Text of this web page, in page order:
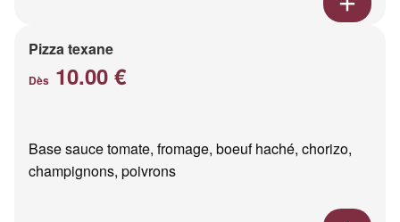
Pizza texane
Dès 10.00 €
Base sauce tomate, fromage, boeuf haché, chorizo,
champignons, poivrons